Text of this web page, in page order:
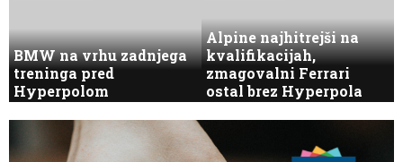
BMW na vrhu zadnjega
treninga pred
Hyperpolom
Alpine najhitrejši na
kvalifikacijah,
zmagovalni Ferrari
ostal brez Hyperpola